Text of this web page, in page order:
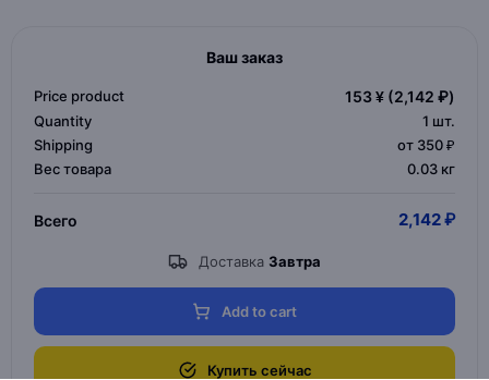
Ваш заказ
Price product 153 ¥ (2,142 ₽)
Quantity 1 шт.
Shipping
от 350 ₽
Вес товара
0.03 кг
Всего 2,142 ₽
Доставка Завтра
Add to cart
Купить сейчас